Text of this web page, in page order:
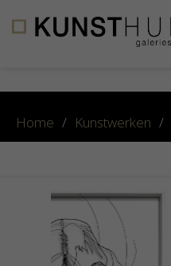
Home / Kunstwerken /